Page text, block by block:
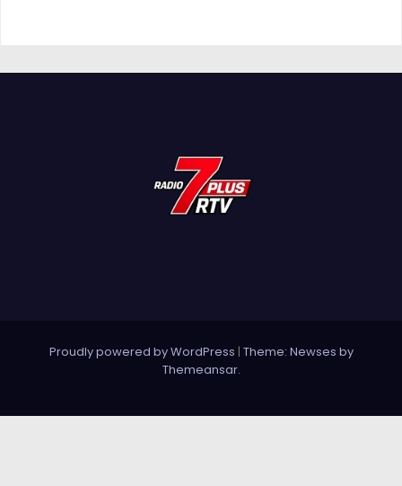
Proudly powered by WordPress | Theme: Newses by
Themeansar.